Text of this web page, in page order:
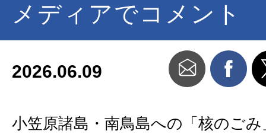
メディアでコメント
2026.06.09
小笠原諸島・南鳥島への「核のご